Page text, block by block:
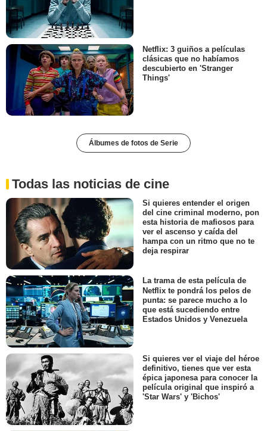
Netflix: 3 guiños a películas
clásicas que no habíamos
descubierto en 'Stranger
Things'
Álbumes de fotos de Serie
Todas las noticias de cine
Si quieres entender el origen
del cine criminal moderno, pon
esta historia de mafiosos para
ver el ascenso y caída del
hampa con un ritmo que no te
deja respirar
La trama de esta película de
Netflix te pondrá los pelos de
punta: se parece mucho a lo
que está sucediendo entre
Estados Unidos y Venezuela
Si quieres ver el viaje del héroe
definitivo, tienes que ver esta
épica japonesa para conocer la
película original que inspiró a
'Star Wars' y 'Bichos'